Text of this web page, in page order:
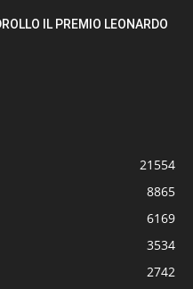
IL PREMIO LEONARDO
21554
8865
6169
3534
2742